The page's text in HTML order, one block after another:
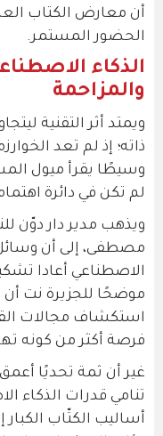
أن معارض الكتاب
الحضور المستمر.
الذكاء
والمزاحمة
ويمتد أثر التقنية
ذاته؛ إذ لم تعد
وسيطًا يقرأ ميول
لم تكن في دائرة
ويذهب مدير دار دوّن
مصطفى، إلى أن وسائل
الاصطناعي أعادا
موضحًا للجزيرة نت أن
استكشاف مجالات
فرصة أكثر من كونه
غير أن ثمة تحديًا
تنامي قدرات الذكاء
أساليب الكتّاب